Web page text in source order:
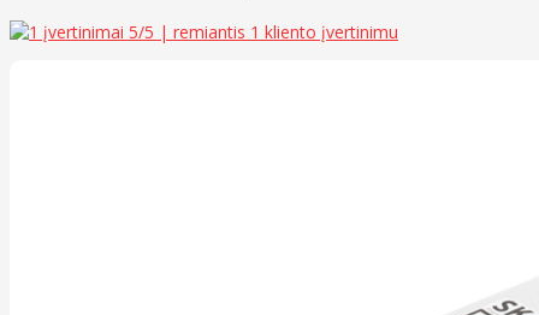
5/5 | remiantis 1 kliento įvertinimu